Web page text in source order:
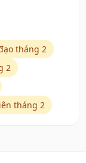
tháng 2
2
tháng 2